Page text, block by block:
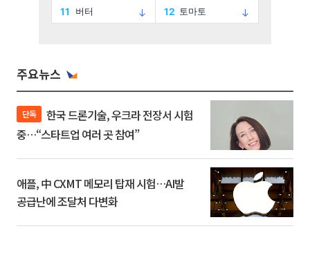
주요뉴스
단독
중…“스타트업 여러 곳 참여”
애플, 中 CXMT 메모리 탑재 시험…AI발
공급난에 조달처 다변화